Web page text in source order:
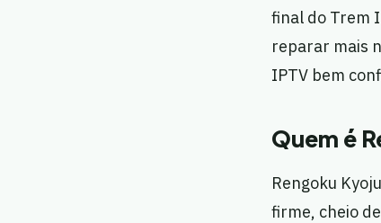
final do Trem
reparar mais
IPTV bem
Quem é
Rengoku
firme, cheio